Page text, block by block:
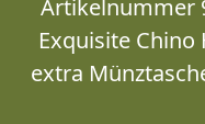
Artikelnummer
Exquisite
extra